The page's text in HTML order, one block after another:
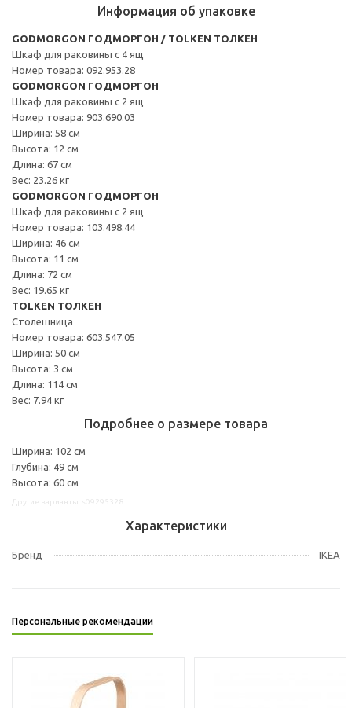
Информация об упаковке
GODMORGON ГОДМОРГОН / TOLKEN ТОЛКЕН
Шкаф для раковины с 4 ящ
Номер товара: 092.953.28
GODMORGON ГОДМОРГОН
Шкаф для раковины с 2 ящ
Номер товара: 903.690.03
Ширина: 58 см
Высота: 12 см
Длина: 67 см
Вес: 23.26 кг
GODMORGON ГОДМОРГОН
Шкаф для раковины с 2 ящ
Номер товара: 103.498.44
Ширина: 46 см
Высота: 11 см
Длина: 72 см
Вес: 19.65 кг
TOLKEN ТОЛКЕН
Столешница
Номер товара: 603.547.05
Ширина: 50 см
Высота: 3 см
Длина: 114 см
Вес: 7.94 кг
Подробнее о размере товара
Ширина: 102 см
Глубина: 49 см
Высота: 60 см
Характеристики
Бренд IKEA
Персональные рекомендации